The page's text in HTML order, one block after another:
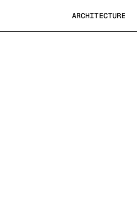
ARCHITECTURE